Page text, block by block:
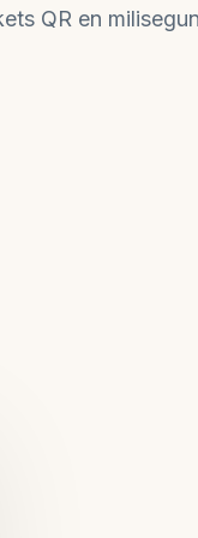
QR en